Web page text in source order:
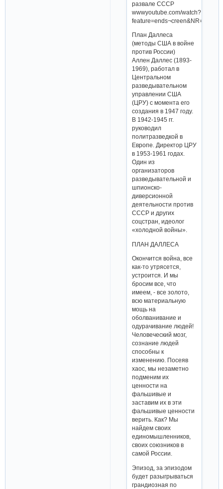
развале СССР
wwwyoutube.com/watch?
План Даллеса
(методы США в войне
против России)
Аллен Даллес (1893-
1969), работал в
Центральном
разведывательном
управлении США
(ЦРУ) с момента его
создания в 1947 году.
В 1942-1945 гг.
руководил
политразведкой в
Европе. Директор ЦРУ
в 1953-1961 годах.
Один из
организаторов
разведывательной и
шпионско-
диверсионной
деятельности против
СССР и других
соцстран, идеолог
«холодной войны».
ПЛАН ДАЛЛЕСА
Окончится война, все
как-то утрясется,
устроится. И мы
бросим все, что
имеем, - все золото,
всю материальную
мощь на
оболванивание и
одурачивание людей!
Человеческий мозг,
сознание людей
способны к
изменению. Посеяв
хаос, мы незаметно
подменим их
ценности на
фальшивые и
заставим их в эти
фальшивые ценности
верить. Как? Мы
найдем своих
единомышленников,
своих союзников в
самой России.
Эпизод, за эпизодом
будет разыгрываться
грандиозная по